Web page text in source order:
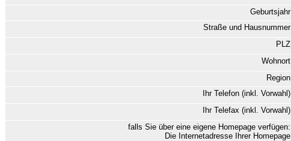
Geburtsjahr
Straße und Hausnummer
PLZ
Wohnort
Region
Ihr Telefon (inkl. Vorwahl)
Ihr Telefax (inkl. Vorwahl)
falls Sie über eine eigene Homepage verfügen:
Die Internetadresse Ihrer Homepage